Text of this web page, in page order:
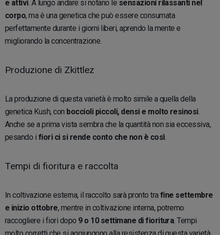
e attivi. A lungo andare si notano le sensazioni rilassanti nel
corpo, ma è una genetica che può essere consumata
perfettamente durante i giorni liberi, aprendo la mente e
migliorando la concentrazione.
Produzione di Zkittlez
La produzione di questa varietà è molto simile a quella della
genetica Kush, con boccioli piccoli, densi e molto resinosi.
Anche se a prima vista sembra che la quantità non sia eccessiva,
pesando i fiori ci si rende conto che non è così.
Tempi di fioritura e raccolta
In coltivazione esterna, il raccolto sarà pronto tra fine settembre
e inizio ottobre, mentre in coltivazione interna, potremo
raccogliere i fiori dopo 9 o 10 settimane di fioritura . Tempi
molto corretti che si aggiungono alla resistenza di questa varietà,